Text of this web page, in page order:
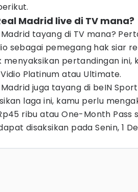
Madrid live di TV mana?
tayang di TV mana?
sebagai pemegang hak siar
menyaksikan pertandingan ini,
Platinum atau Ultimate.
juga tayang di beIN
laga ini, kamu perlu
ribu atau One-Month Pass
disaksikan pada Senin, 1